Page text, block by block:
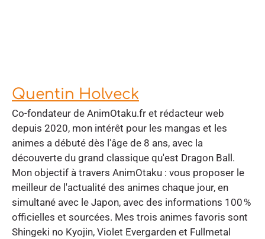
Quentin Holveck
Co-fondateur de AnimOtaku.fr et rédacteur web
depuis 2020, mon intérêt pour les mangas et les
animes a débuté dès l'âge de 8 ans, avec la
découverte du grand classique qu'est Dragon Ball.
Mon objectif à travers AnimOtaku : vous proposer le
meilleur de l'actualité des animes chaque jour, en
simultané avec le Japon, avec des informations 100 %
officielles et sourcées. Mes trois animes favoris sont
Shingeki no Kyojin, Violet Evergarden et Fullmetal